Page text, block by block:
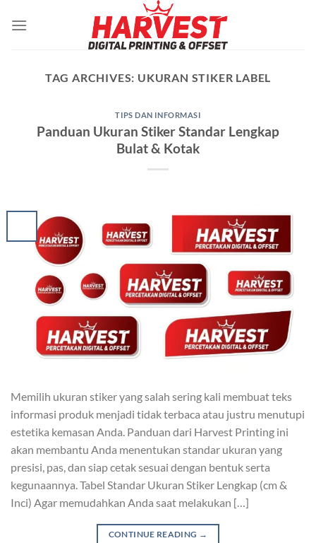
TAG ARCHIVES: UKURAN STIKER LABEL
TIPS DAN INFORMASI
Panduan Ukuran Stiker Standar Lengkap
Bulat & Kotak
Memilih ukuran stiker yang salah sering kali membuat teks
informasi produk menjadi tidak terbaca atau justru menutupi
estetika kemasan Anda. Panduan dari Harvest Printing ini
akan membantu Anda menentukan standar ukuran yang
presisi, pas, dan siap cetak sesuai dengan bentuk serta
kegunaannya. Tabel Standar Ukuran Stiker Lengkap (cm &
Inci) Agar memudahkan Anda saat melakukan […]
CONTINUE READING →